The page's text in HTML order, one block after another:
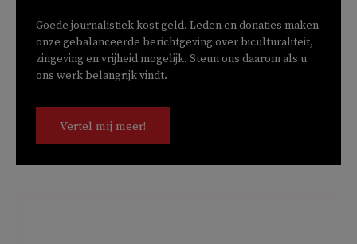
Goede journalistiek kost geld. Leden en donaties maken
onze gebalanceerde berichtgeving over biculturaliteit,
zingeving en vrijheid mogelijk. Steun ons daarom als u
ons werk belangrijk vindt.
Vertel mij meer!